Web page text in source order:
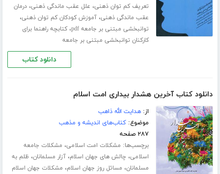
تعریف کم توان ذهنی، علل عقب ماندگی ذهنی،درمان
عقب ماندگی ذهنی،آموزش کودکان کم توان ذهنی،
توانبخشی مبتنی بر جامعه pdf ،کتابچه راهنما برای
کارکنان توانبخشی مبتنی بر جامعه
دانلود کتاب
دانلود کتاب آخرین هشدار بیداری امت اسلام
از:هدایت الله ذاهب
موضوع:کتاب‌های اندیشه و مذهب
۲۸۷ صفحه
برچسب‌ها: مشکلات امت اسلامی، مشکلات جامعه
اسلامی، چالش های جهان اسلام،آزار مسلمانان، ظلم به
مسلمانان، مسائل روز جهان اسلام، مشکلات جهان اسلام